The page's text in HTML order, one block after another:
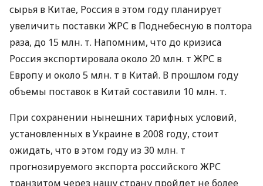
сырья в Китае, Россия в этом году планирует
увеличить поставки ЖРС в Поднебесную в полтора
раза, до 15 млн. т. Напомним, что до кризиса
Россия экспортировала около 20 млн. т ЖРС в
Европу и около 5 млн. т в Китай. В прошлом году
объемы поставок в Китай составили 10 млн. т.
При сохранении нынешних тарифных условий,
установленных в Украине в 2008 году, стоит
ожидать, что в этом году из 30 млн. т
прогнозируемого экспорта российского ЖРС
транзитом через нашу страну пройдет не более